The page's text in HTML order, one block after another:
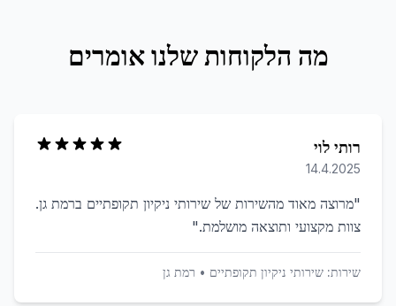
מה הלקוחות שלנו אומרים
רותי לוי
14.4.2025
"מרוצה מאוד מהשירות של שירותי ניקיון תקופתיים ברמת גן.
צוות מקצועי ותוצאה מושלמת."
שירות: שירותי ניקיון תקופתיים • רמת גן